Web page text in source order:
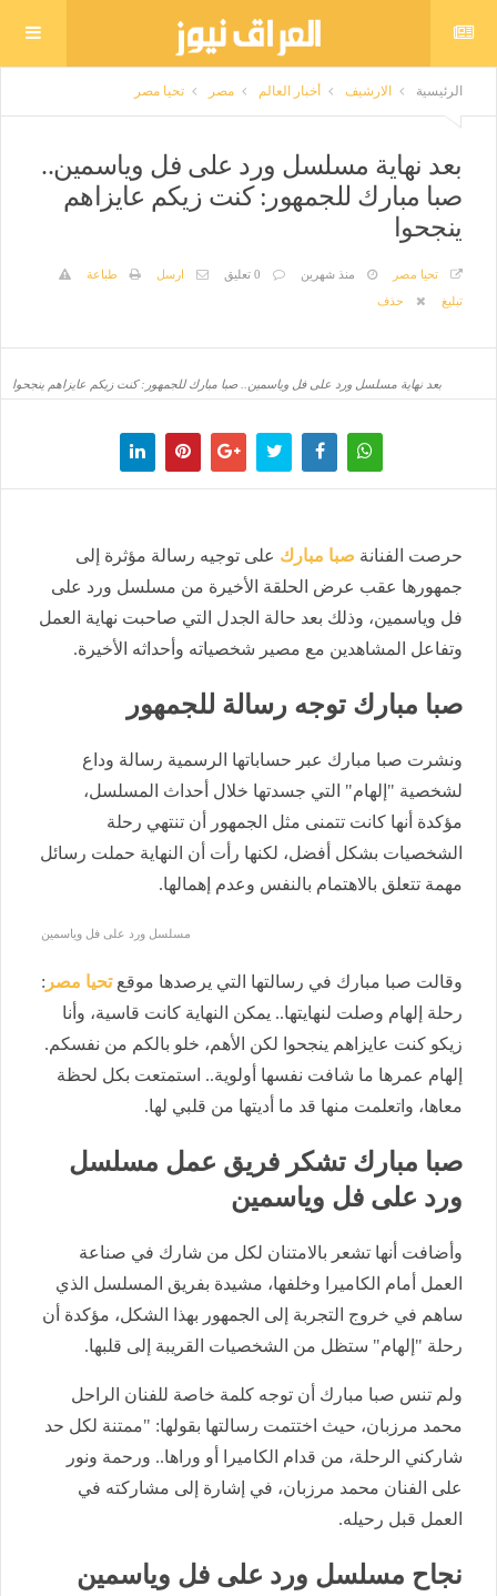
الرئيسية الارشيف أخبار العالم مصر تحيا مصر
بعد نهاية مسلسل ورد على فل وياسمين..
صبا مبارك للجمهور: كنت زيكم عايزاهم
ينجحوا
تحيا مصر منذ شهرين 0 تعليق ارسل
طباعة
تبليغ
حذف
بعد نهاية مسلسل ورد على فل وياسمين.. صبا مبارك للجمهور: كنت زيكم عايزاهم ينجحوا
حرصت الفنانة صبا مبارك على توجيه رسالة مؤثرة إلى
جمهورها عقب عرض الحلقة الأخيرة من مسلسل ورد على
فل وياسمين، وذلك بعد حالة الجدل التي صاحبت نهاية العمل
وتفاعل المشاهدين مع مصير شخصياته وأحداثه الأخيرة.
صبا مبارك توجه رسالة للجمهور
ونشرت صبا مبارك عبر حساباتها الرسمية رسالة وداع
لشخصية "إلهام" التي جسدتها خلال أحداث المسلسل،
مؤكدة أنها كانت تتمنى مثل الجمهور أن تنتهي رحلة
الشخصيات بشكل أفضل، لكنها رأت أن النهاية حملت رسائل
مهمة تتعلق بالاهتمام بالنفس وعدم إهمالها.
مسلسل ورد على فل وياسمين
وقالت صبا مبارك في رسالتها التي يرصدها موقعتحيا مصر :
رحلة إلهام وصلت لنهايتها.. يمكن النهاية كانت قاسية، وأنا
زيكو كنت عايزاهم ينجحوا لكن الأهم، خلو بالكم من نفسكم.
إلهام عمرها ما شافت نفسها أولوية.. استمتعت بكل لحظة
معاها، واتعلمت منها قد ما أديتها من قلبي لها.
صبا مبارك تشكر فريق عمل مسلسل
ورد على فل وياسمين
وأضافت أنها تشعر بالامتنان لكل من شارك في صناعة
العمل أمام الكاميرا وخلفها، مشيدة بفريق المسلسل الذي
ساهم في خروج التجربة إلى الجمهور بهذا الشكل، مؤكدة أن
رحلة "إلهام" ستظل من الشخصيات القريبة إلى قلبها.
ولم تنس صبا مبارك أن توجه كلمة خاصة للفنان الراحل
محمد مرزبان، حيث اختتمت رسالتها بقولها: "ممتنة لكل حد
شاركني الرحلة، من قدام الكاميرا أو وراها.. ورحمة ونور
على الفنان محمد مرزبان، في إشارة إلى مشاركته في
العمل قبل رحيله.
نجاح مسلسل ورد على فل وياسمين